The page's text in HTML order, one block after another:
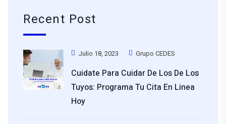
Recent Post
Julio 18, 2023 Grupo CEDES
Cuidate Para Cuidar De Los De Los
Tuyos: Programa Tu Cita En Linea
Hoy